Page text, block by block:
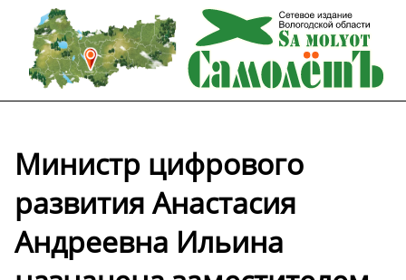
Министр цифрового
развития Анастасия
Андреевна Ильина